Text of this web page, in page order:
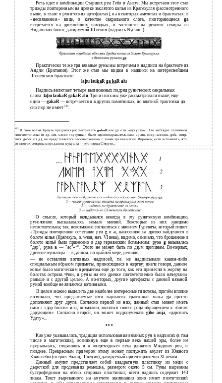
Речь идет о комбинации Старших рун Гебо и Ансуз. Мы встречаем этот став
трижды повторенным на древке заклятого копья из Крагехулля (рассмотренного
выше, в главе о рунических артефактах), на некоторых амулетах и брактеатах; в
«несвязанном» виде, в качестве сакрального слога, повторяющеесяga
встречается на древнейших находках, в частности на рукояти секиры из
Нидамских болот, датируемой III веком (надпись Nydam I).
Практически те же три вязаные руны мы встречаем в надписи на брактеате из
Андли (Британия). Этот же став мы видим в надписи на интереснейшем
Шоненском брактеате:
laþu laukaRga kaR alu
Надпись включает четыре выписанных подряд рунических сакральных
слова: laþu laukaR gakaR alu. Три из них мы уже рассматривали выше; ещё
одно — gakaR — встречается и в других памятниках, но внятной трактовки до
сих пор не имеет133.
133В свое время Краузе предлагал рассматривать gakaRкак др.-сев. «кукушка». Это выглядит логичным
лингвистически (в др.-сев. слово «кукушка» было звукоподражательным; сравн. совр. шведск. gok, совр.
англ. gowk и т.д.), но представляется бессмысленным с точки зрения магии. Впрочем, если вспомнить, что
во многих северных преданиях кукушка — это птица Смерти...
О смысле, который вкладывался некогда в эту руническую комбинацию,
рунологами высказывалось немало мнений. Некоторые из них заведомо
несостоятельны; так, невозможно согласиться с мнением Гуревича, который пишет:
«Трижды повторенное сочетание рун gиа, нанесенное на древко найденного в
болоте копья (Крагехуль, о. Фюн, нач. VI века), видимо, означало, что брошенное в
болото копьё было принесено в дар германским богам-асам: руна g называлась
"дар", рунаа— "ас"» 134. Этого не может быть по двум причинам. Во-первых,
древние германцы — в данном, по крайней мере, регионе,
— не оставляли вотивных надписей, т.е. не надписывали каким-либо
специальным образом предметы, приносящиеся в жертву; иначе говоря, данное
копьё было магическим предметом ещё до того, как его принесли в жертву на
болотах острова Фюн, и руны на его древке соответственно были начертаны
раньше и с другой целью. А во-вторых, другие артефакты с данной вязаной
руной вообще не являются вотивными.
В целом можно выделить две наиболее интересные гипотезы, причём вполне
возможно, что предлагаемые ими варианты трактовки знака gaпросто
дополняют друг друга. Согласно первой из них, данный став может иметь
смысл «дар богов» или, возможно, являться своего рода обращением к «богам
дарующим». Согласно второй, он может подразумеватьgibo auja, «даровать
Удачу»...
* * *
Как уже указывалось, традиция использования вязаных рун в надписях (в том
числе в магических), возникнув еще в первые века нашей эры, более не
прерывалась, сохраняясь и в «переходные» века развития Младших рун, и
позднее. Прекрасным примером этому может послужить амулет из Южного
Квиннебю (остров Эланд, Швеция), датируемый ориентировочно XI веком.
Данный амулет представляет собой квадратную пластинку из меди с
дырочкой для продевания ремешка, размером около 5 см. Руны вырезаны
бустрофедоном на обеих сторонах пластинки; всего надпись содержит 143
знака. Текст вырезанного на амулете заклинания явно имеет поэтический